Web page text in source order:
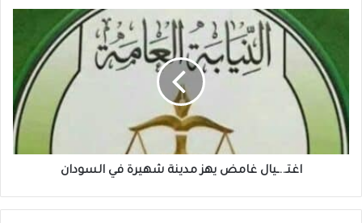
مدينة
شهيرة
في
السودان
اغتـ..ـيال غامض يهز مدينة شهيرة في السودان